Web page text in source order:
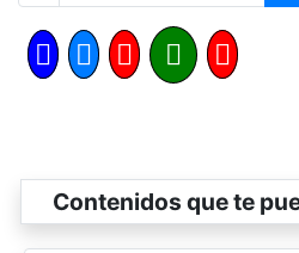
Contenidos que te